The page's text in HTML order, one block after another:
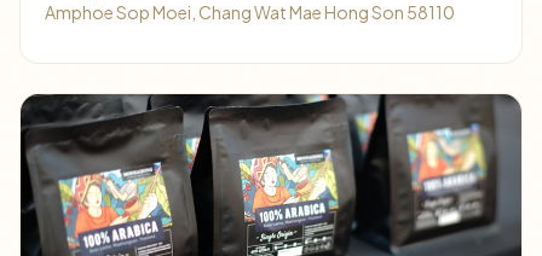
Amphoe Sop Moei, Chang Wat Mae Hong Son 58110